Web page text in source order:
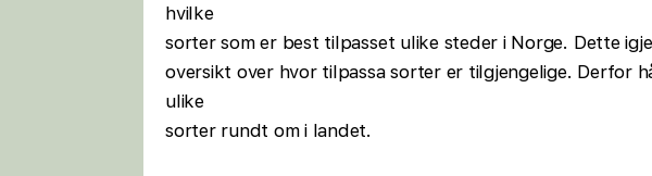
hvilke
sorter som er best tilpasset ulike steder i Norge. Dette
oversikt over hvor tilpassa sorter er tilgjengelige. Derfor
ulike
sorter rundt om i landet.